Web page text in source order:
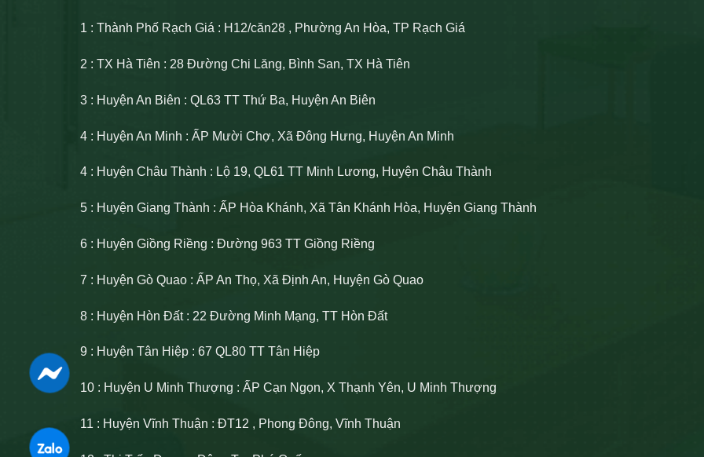
1 : Thành Phố Rạch Giá : H12/căn28 , Phường An Hòa, TP Rạch Giá
2 : TX Hà Tiên : 28 Đường Chi Lăng, Bình San, TX Hà Tiên
3 : Huyện An Biên : QL63 TT Thứ Ba, Huyện An Biên
4 : Huyện An Minh : ẤP Mười Chợ, Xã Đông Hưng, Huyện An Minh
4 : Huyện Châu Thành : Lộ 19, QL61 TT Minh Lương, Huyện Châu Thành
5 : Huyện Giang Thành : ẤP Hòa Khánh, Xã Tân Khánh Hòa, Huyện Giang Thành
6 : Huyện Giồng Riềng : Đường 963 TT Giồng Riềng
7 : Huyện Gò Quao : ẤP An Thọ, Xã Định An, Huyện Gò Quao
8 : Huyện Hòn Đất : 22 Đường Minh Mạng, TT Hòn Đất
9 : Huyện Tân Hiệp : 67 QL80 TT Tân Hiệp
10 : Huyện U Minh Thượng : ẤP Cạn Ngọn, X Thạnh Yên, U Minh Thượng
11 : Huyện Vĩnh Thuận : ĐT12 , Phong Đông, Vĩnh Thuận